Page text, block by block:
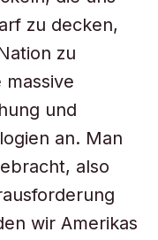
zu decken,
zu
massive
und
an. Man
also
wir Amerikas